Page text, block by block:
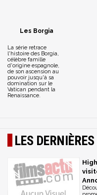
Les Borgia
La série retrace
l'histoire des Borgia,
célèbre famille
d'origine espagnole,
de son ascension au
pouvoir jusqu'à sa
domination sur le
Vatican pendant la
Renaissance.
LES